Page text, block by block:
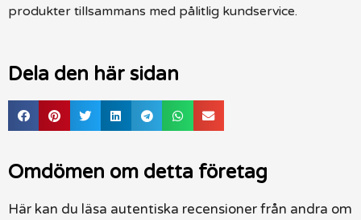
produkter tillsammans med pålitlig kundservice.
Dela den här sidan
Omdömen om detta företag
Här kan du läsa autentiska recensioner från andra om